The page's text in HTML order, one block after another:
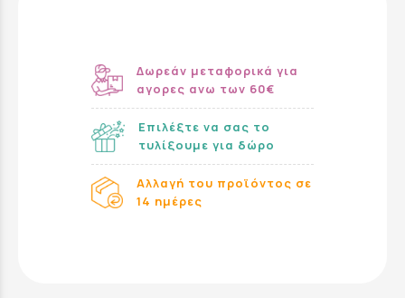
Δωρεάν μεταφορικά για
αγορες ανω των 60€
Επιλέξτε να σας το
τυλίξουμε για δώρο
Αλλαγή του προϊόντος σε
14 ημέρες